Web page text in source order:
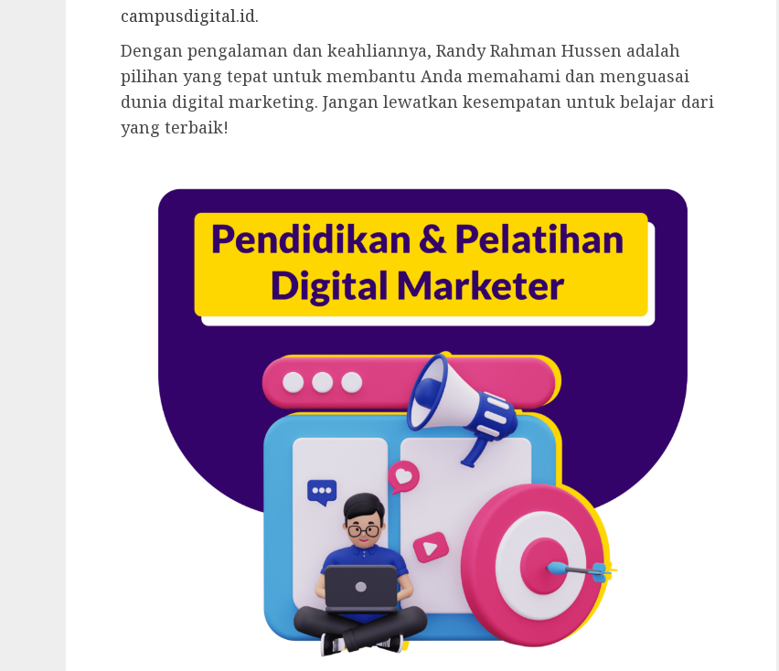
campusdigital.id.
Dengan pengalaman dan keahliannya, Randy Rahman Hussen adalah
pilihan yang tepat untuk membantu Anda memahami dan menguasai
dunia digital marketing. Jangan lewatkan kesempatan untuk belajar dari
yang terbaik!